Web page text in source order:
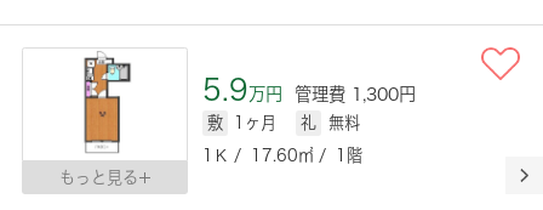
もっと見る
5.9万円 管理費 1,300円
敷 1ヶ月 礼
無料
1Ｋ / 17.60㎡ / 1階